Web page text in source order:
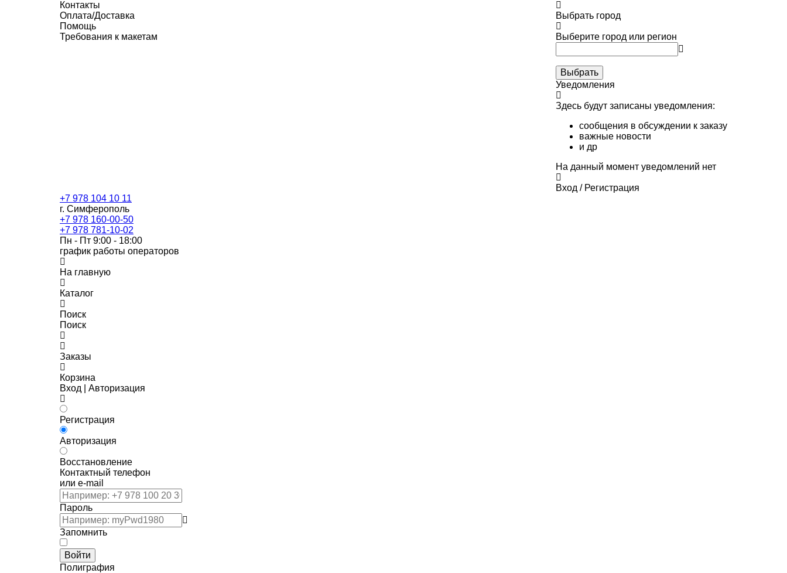
Контакты
Оплата/Доставка
Помощь
Требования к макетам
Выбрать город
Выберите город или регион
Выбрать
Уведомления
Здесь будут записаны уведомления:
сообщения в обсуждении к заказу
важные новости
и др
На данный момент уведомлений нет
Вход / Регистрация
+7 978 104 10 11
г. Симферополь
+7 978 160-00-50
+7 978 781-10-02
Пн - Пт 9:00 - 18:00
график работы операторов
На главную
Каталог
Поиск
Поиск
Заказы
Корзина
Вход | Авторизация
Регистрация
Авторизация
Восстановление
Контактный телефон
или e-mail
Пароль
Запомнить
Войти
Полиграфия